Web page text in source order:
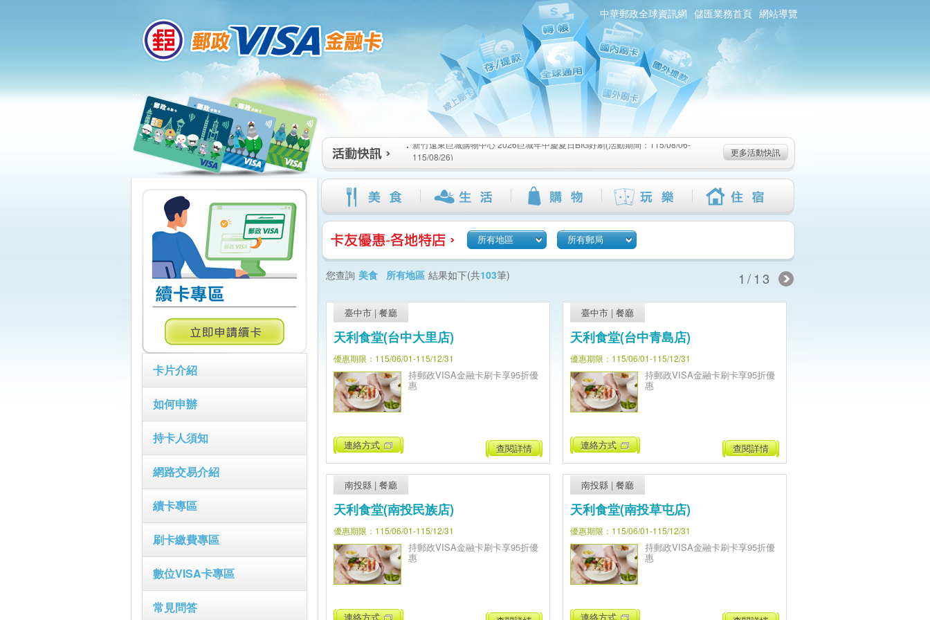
中華郵政全球資訊網 儲匯業務首頁 網站導覽
:::
卡片介紹
如何申辦
持卡人須知
網路交易介紹
續卡專區
刷卡繳費專區
數位VISA卡專區
常見問答
:::
新竹遠東巨城購物中心 2026巨城年中慶夏日BIG好刷(活動期間：115/08/06-
115/08/26)
臺北三創生活 有點東西第2波 刷卡郵好禮(活動期間：115/08/06-115/09/02)
桃園大江國際購物中心 好饗去大江檔期(活動期間：115/08/01-115/08/19)
新竹遠東巨城購物中心 2026巨城年中慶夏日BIG好刷(活動期間：115/08/06-
115/08/26)
臺北三創生活 有點東西第2波 刷卡郵好禮(活動期間：115/08/06-115/09/02)
桃園大江國際購物中心 好饗去大江檔期(活動期間：115/08/01-115/08/19)
更多活動快訊
所有地區 所有郵局
您查詢 美食 所有地區 結果如下(共103筆) 1/13
臺中市 | 餐廳
天利食堂(台中大里店)
優惠期限：115/06/01-115/12/31
持郵政VISA金融卡刷卡享95折優
惠
連絡方式 查閱詳情
臺中市 |餐廳
天利食堂(台中青島店)
優惠期限：115/06/01-115/12/31
持郵政VISA金融卡刷卡享95折優
惠
連絡方式 查閱詳情
南投縣 | 餐廳
天利食堂(南投民族店)
優惠期限：115/06/01-115/12/31
持郵政VISA金融卡刷卡享95折優
惠
連絡方式
南投縣 |餐廳
天利食堂(南投草屯店)
優惠期限：115/06/01-115/12/31
持郵政VISA金融卡刷卡享95折優
惠
連絡方式